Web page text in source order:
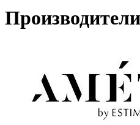
Производители